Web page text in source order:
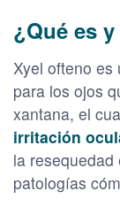
¿Qué es
Xyel ofteno es
para los ojos
xantana, el
irritación
la
patologías